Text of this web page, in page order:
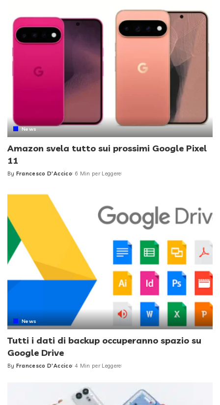
News
Amazon svela tutto sui prossimi Google Pixel
11
Posted
By Francesco D'Accico 6 Min per Leggere
News
Tutti i dati di backup occuperanno spazio su
Google Drive
Posted
By Francesco D'Accico 4 Min per Leggere